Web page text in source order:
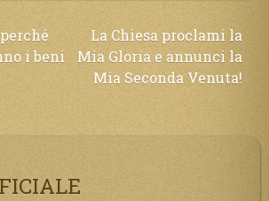
i beni
La Chiesa proclami la
Mia Gloria e annunci la
Mia Seconda Venuta!